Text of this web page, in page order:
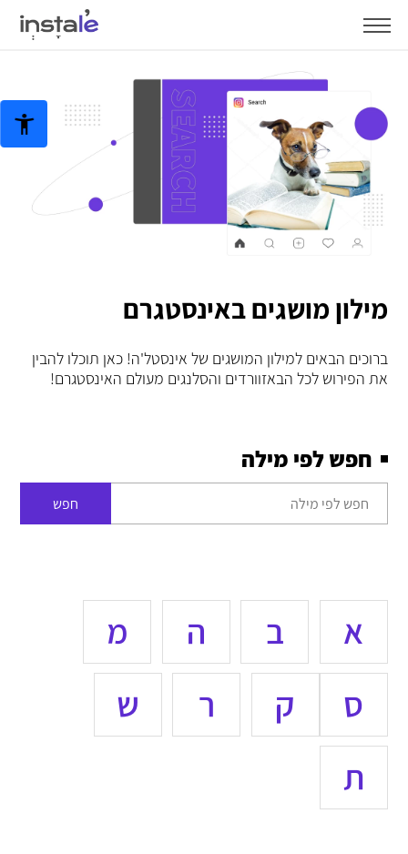
מילון מושגים באינסטגרם
ברוכים הבאים למילון המושגים של אינסטל'ה! כאן תוכלו להבין
את הפירוש לכל הבאזוורדים והסלנגים מעולם האינסטגרם!
חפש לפי מילה
חפש
א ב ה
מ
ס
ק ר
ש
ת